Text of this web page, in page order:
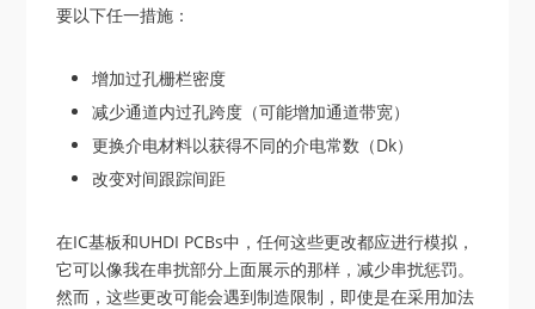
要以下任一措施：
增加过孔栅栏密度
减少通道内过孔跨度（可能增加通道带宽）
更换介电材料以获得不同的介电常数（Dk）
改变对间跟踪间距
在IC基板和UHDI PCBs中，任何这些更改都应进行模拟，
它可以像我在串扰部分上面展示的那样，减少串扰惩罚。
然而，这些更改可能会遇到制造限制，即使是在采用加法